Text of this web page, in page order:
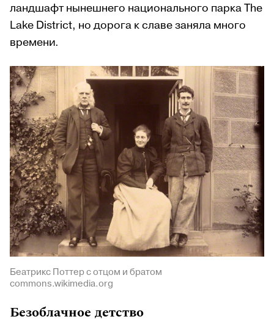
ландшафт нынешнего национального парка The
Lake District, но дорога к славе заняла много
времени.
Беатрикс Поттер с отцом и братом
commons.wikimedia.org
Безоблачное детство